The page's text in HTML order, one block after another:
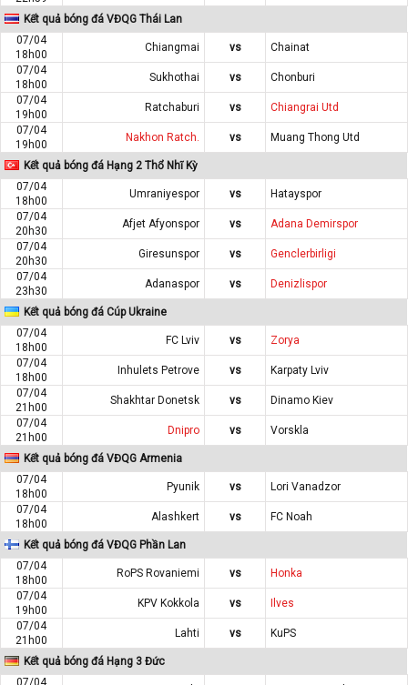
Kết quả bóng đá VĐQG Thái Lan
07/04
18h00
Chiangmai vs
Chainat
07/04
18h00
Sukhothai vs
Chonburi
07/04
19h00
Ratchaburi vs
Chiangrai Utd
07/04
19h00
Nakhon Ratch. vs Muang Thong Utd
Kết quả bóng đá Hạng 2 Thổ Nhĩ Kỳ
07/04
18h00
Umraniyespor vs
Hatayspor
07/04
20h30
Afjet Afyonspor vs
Adana Demirspor
07/04
20h30
Giresunspor vs
Genclerbirligi
07/04
23h30
Adanaspor vs Denizlispor
Kết quả bóng đá Cúp Ukraine
07/04
18h00
FC Lviv vs
Zorya
07/04
18h00
Inhulets Petrove vs
Karpaty Lviv
07/04
21h00
Shakhtar Donetsk vs
Dinamo Kiev
07/04
21h00
Dnipro vs Vorskla
Kết quả bóng đá VĐQG Armenia
07/04
18h00
Pyunik vs
Lori Vanadzor
07/04
18h00
Alashkert vs FC Noah
Kết quả bóng đá VĐQG Phần Lan
07/04
18h00
RoPS Rovaniemi vs
Honka
07/04
19h00
KPV Kokkola vs
Ilves
07/04
21h00
Lahti vs KuPS
Kết quả bóng đá Hạng 3 Đức
07/04